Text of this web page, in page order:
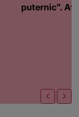
puternic”.